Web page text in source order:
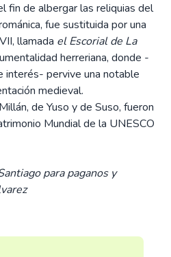
fin de albergar las reliquias del
fue sustituida por una
llamada el Escorial de La
herreriana, donde -
pervive una notable
medieval.
de Yuso y de Suso, fueron
Mundial de la UNESCO
para paganos y